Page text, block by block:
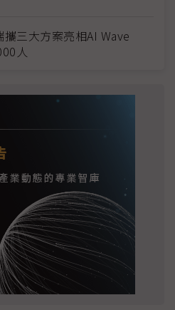
三大方案亮相AI Wave
人